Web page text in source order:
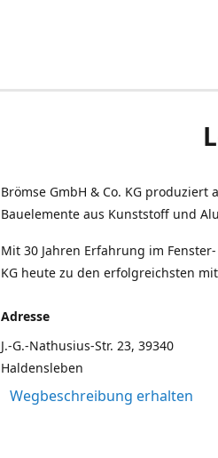
Brömse GmbH & Co. KG
Bauelemente aus Kunststoff und
Mit 30 Jahren Erfahrung im
KG heute zu den erfolgreichsten
Adresse
J.-G.-Nathusius-Str. 23, 39340
Haldensleben
Wegbeschreibung erhalten